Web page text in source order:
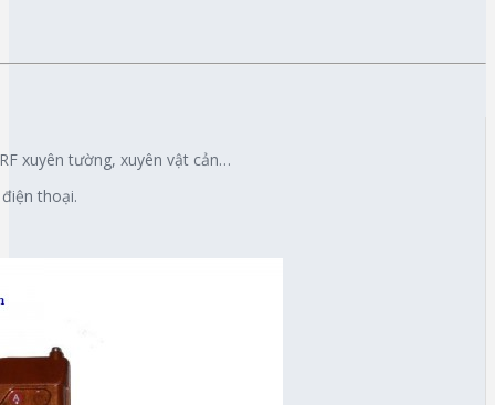
xuyên tường, xuyên vật cản…
thoại.